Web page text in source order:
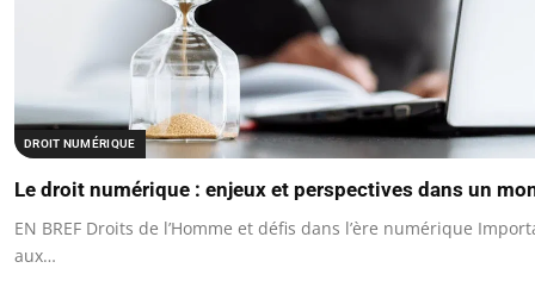
DROIT NUMÉRIQUE
Le droit numérique : enjeux et perspectives dans un
EN BREF Droits de l’Homme et défis dans l’ère numérique
aux…